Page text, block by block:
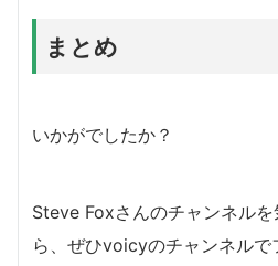
まとめ
いかがでしたか？
Steve Foxさんのチャンネル
ら、ぜひvoicyのチャンネルで